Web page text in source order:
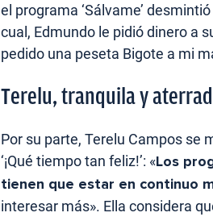
el programa ‘Sálvame’
cual, Edmundo le pidió dinero a
pedido una peseta Bigote a mi
Terelu, tranquila y
Por su parte, Terelu Campos se
‘¡Qué tiempo tan feliz!’: «Los
tienen que estar en continuo
interesar más». Ella considera